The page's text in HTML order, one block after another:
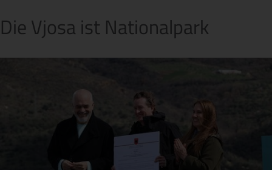
Die Vjosa ist Nationalpark